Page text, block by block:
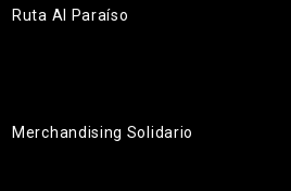
Ruta Al Paraíso
Merchandising Solidario